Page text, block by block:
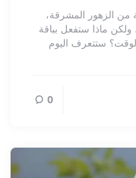
من الزهور المشرقة،
ماذا ستفعل بباقة
ستتعرف اليوم
0